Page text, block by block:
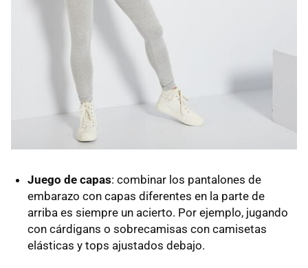
Juego de capas: combinar los pantalones de
embarazo con capas diferentes en la parte de
arriba es siempre un acierto. Por ejemplo, jugando
con cárdigans o sobrecamisas con camisetas
elásticas y tops ajustados debajo.